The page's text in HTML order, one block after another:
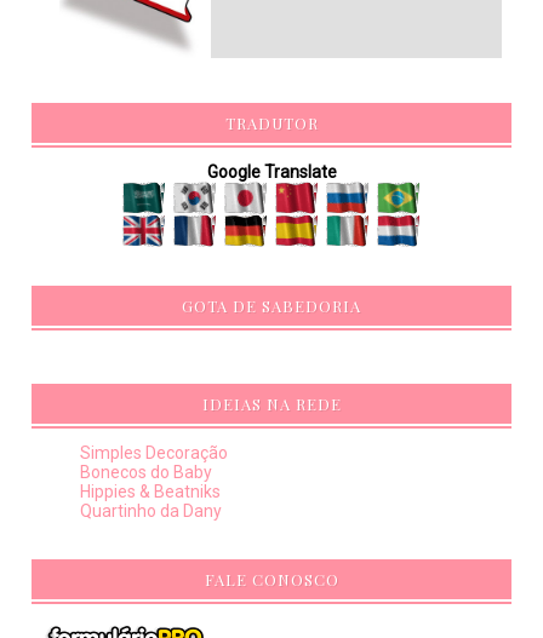
TRADUTOR
Google Translate
GOTA DE SABEDORIA
IDEIAS NA REDE
Simples Decoração
Bonecos do Baby
Hippies & Beatniks
Quartinho da Dany
FALE CONOSCO